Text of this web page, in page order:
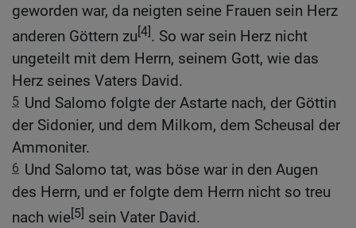
geworden war, da neigten seine Frauen sein Herz
anderen Göttern zu[4]. So war sein Herz nicht
ungeteilt mit dem Herrn, seinem Gott, wie das
Herz seines Vaters David.
5 Und Salomo folgte der Astarte nach, der Göttin
der Sidonier, und dem Milkom, dem Scheusal der
Ammoniter.
6 Und Salomo tat, was böse war in den Augen
des Herrn, und er folgte dem Herrn nicht so treu
nach wie[5] sein Vater David.